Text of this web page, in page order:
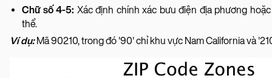
Chữ số 4-5: Xác định chính xác bưu điện địa phương
thể.
Ví dụ: Mã 90210, trong đó '90' chỉ khu vực Nam California và